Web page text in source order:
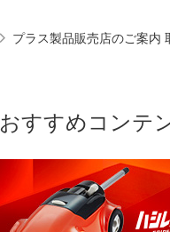
プラス製品販売店のご案内
おすすめコンテ